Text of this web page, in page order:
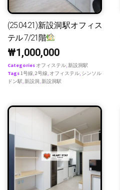
(25.04.21)新設洞駅オフィス
テル 7/21階
₩1,000,000
Categories オフィステル,新設洞駅
Tags1号線,2号線, オフィステル, シンソル
ドン駅,新設洞,新設洞駅